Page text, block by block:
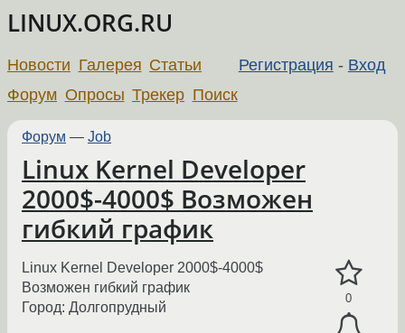
LINUX.ORG.RU
Регистрация - Вход
Новости Галерея Статьи
Форум Опросы Трекер Поиск
Форум — Job
Linux Kernel Developer
2000$-4000$ Возможен
гибкий график
0
Linux Kernel Developer 2000$-4000$
Возможен гибкий график
Город: Долгопрудный